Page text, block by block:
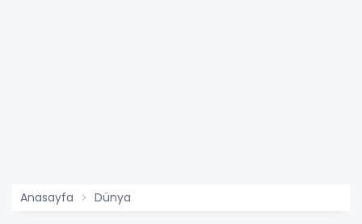
Anasayfa Dünya